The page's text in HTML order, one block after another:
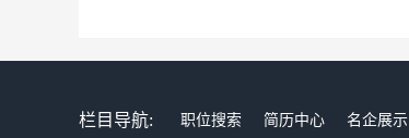
栏目导航: 职位搜索 简历中心 名企展示